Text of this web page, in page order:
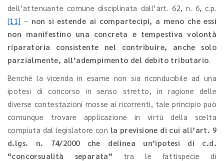
dell’attenuante comune disciplinata dall’art. 62, n. 6, c.p.
[11] – non si estende ai compartecipi, a meno che essi
non manifestino una concreta e tempestiva volontà
riparatoria consistente nel contribuire, anche solo
parzialmente, all’adempimento del debito tributario.
Benché la vicenda in esame non sia riconducibile ad una
ipotesi di concorso in senso stretto, in ragione delle
diverse contestazioni mosse ai ricorrenti, tale principio può
comunque trovare applicazione in virtù della scelta
compiuta dal legislatore con la previsione di cui all’art. 9
d.lgs. n. 74/2000 che delinea un’ipotesi di c.d.
“concorsualità separata” tra le fattispecie di